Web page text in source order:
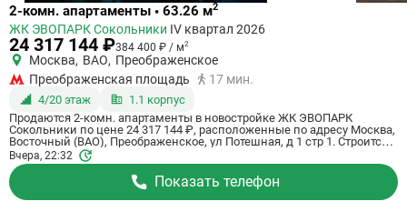
Ссылка
квартиру
2-комн. апартаменты • 63.26 м2
ЖК ЭВОПАРК Сокольники IV квартал 2026
24 317 144 ₽384 400 ₽ / м2
Москва, ВАО, Преображенское
Преображенская площадь
17 мин.
4/20 этаж
1.1 корпус
Продаются 2-комн. апартаменты в новостройке ЖК ЭВОПАРК
Сокольники по цене 24 317 144 ₽, расположенные по адресу Москва,
Восточный (ВАО), Преображенское, ул Потешная, д 1 стр 1. Строится
компанией Основа, ГК. Апартаменты сдаются в 4 квартале 2026 года
в 17 минутах пешком от метро Преображенская площадь. Общая
площадь апартаментов - 63.26 кв. м. Этаж 4 из 20. ID апартаментов на
СтройкиРУ 696396, сообщите его когда будете звонить.
Вчера, 22:32
Показать телефон